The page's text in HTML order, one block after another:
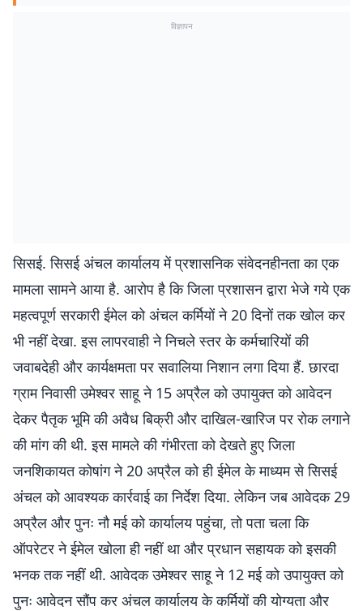
विज्ञापन
सिसई. सिसई अंचल कार्यालय में प्रशासनिक संवेदनहीनता का एक
मामला सामने आया है. आरोप है कि जिला प्रशासन द्वारा भेजे गये एक
महत्वपूर्ण सरकारी ईमेल को अंचल कर्मियों ने 20 दिनों तक खोल कर
भी नहीं देखा. इस लापरवाही ने निचले स्तर के कर्मचारियों की
जवाबदेही और कार्यक्षमता पर सवालिया निशान लगा दिया हैं. छारदा
ग्राम निवासी उमेश्वर साहू ने 15 अप्रैल को उपायुक्त को आवेदन
देकर पैतृक भूमि की अवैध बिक्री और दाखिल-खारिज पर रोक लगाने
की मांग की थी. इस मामले की गंभीरता को देखते हुए जिला
जनशिकायत कोषांग ने 20 अप्रैल को ही ईमेल के माध्यम से सिसई
अंचल को आवश्यक कार्रवाई का निर्देश दिया. लेकिन जब आवेदक 29
अप्रैल और पुनः नौ मई को कार्यालय पहुंचा, तो पता चला कि
ऑपरेटर ने ईमेल खोला ही नहीं था और प्रधान सहायक को इसकी
भनक तक नहीं थी. आवेदक उमेश्वर साहू ने 12 मई को उपायुक्त को
पुनः आवेदन सौंप कर अंचल कार्यालय के कर्मियों की योग्यता और